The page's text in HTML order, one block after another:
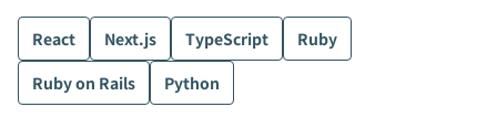
React Next.js TypeScript
Ruby
Ruby on Rails
Python